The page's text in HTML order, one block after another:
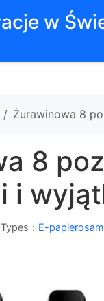
w
Żurawinowa 8
8
i
： E-